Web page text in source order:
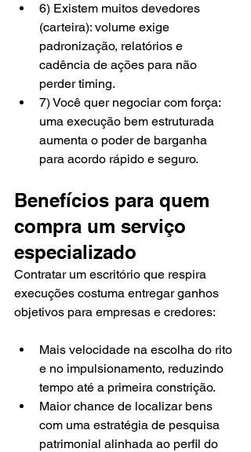
6) Existem muitos devedores
(carteira): volume exige
padronização, relatórios e
cadência de ações para não
perder timing.
7) Você quer negociar com força:
uma execução bem estruturada
aumenta o poder de barganha
para acordo rápido e seguro.
Benefícios para quem
compra um serviço
especializado
Contratar um escritório que respira
execuções costuma entregar ganhos
objetivos para empresas e credores:
Mais velocidade na escolha do rito
e no impulsionamento, reduzindo
tempo até a primeira constrição.
Maior chance de localizar bens
com uma estratégia de pesquisa
patrimonial alinhada ao perfil do